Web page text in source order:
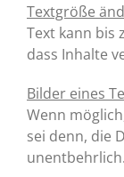
Textgröße
Text kann bis
dass Inhalte
Bilder eines
Wenn
sei denn, die
unentbehrlich.